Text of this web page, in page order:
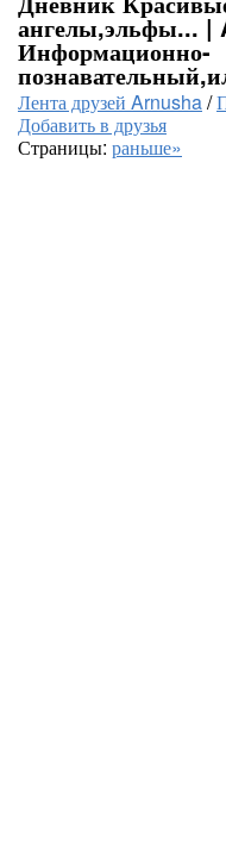
ангелы,эльфы... |
Информационно-
Лента друзей Arnusha/
Добавить в друзья
Страницы: раньше»